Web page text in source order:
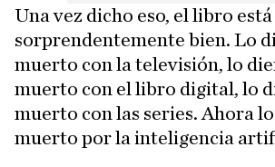
Una vez dicho eso, el libro
sorprendentemente bien. Lo
muerto con la televisión, lo
muerto con el libro digital, lo
muerto con las series. Ahora
muerto por la inteligencia